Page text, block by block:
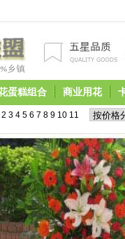
蛋糕组合 商业用花
4 5 6 7 8 9 10 11 12 14 15